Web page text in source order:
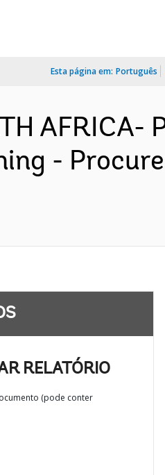
Esta página em: Português
AFRICA-
-
RELATÓRIO
(pode conter